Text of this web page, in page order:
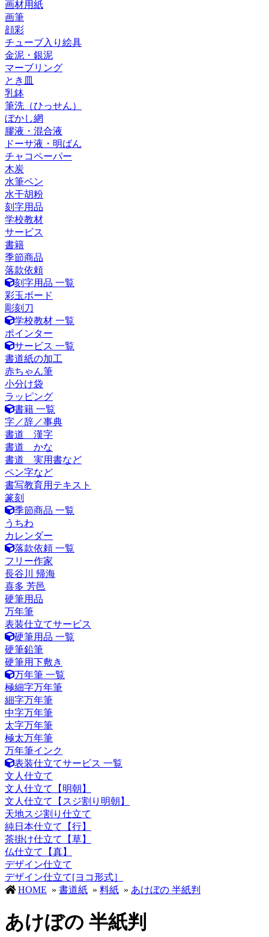
画材用紙
画筆
顔彩
チューブ入り絵具
金泥・銀泥
マーブリング
とき皿
乳鉢
筆洗（ひっせん）
ぼかし網
膠液・混合液
ドーサ液・明ばん
チャコペーパー
木炭
水筆ペン
水干胡粉
刻字用品
学校教材
サービス
書籍
季節商品
落款依頼
刻字用品 一覧
彩玉ボード
彫刻刀
学校教材 一覧
ポインター
サービス 一覧
書道紙の加工
赤ちゃん筆
小分け袋
ラッピング
書籍 一覧
字／辞／事典
書道 漢字
書道 かな
書道 実用書など
ペン字など
書写教育用テキスト
篆刻
季節商品 一覧
うちわ
カレンダー
落款依頼 一覧
フリー作家
長谷川 帰海
喜多 芳邑
硬筆用品
万年筆
表装仕立てサービス
硬筆用品 一覧
硬筆鉛筆
硬筆用下敷き
万年筆 一覧
極細字万年筆
細字万年筆
中字万年筆
太字万年筆
極太万年筆
万年筆インク
表装仕立てサービス 一覧
文人仕立て
文人仕立て【明朝】
文人仕立て【スジ割り明朝】
天地スジ割り仕立て
純日本仕立て【行】
茶掛け仕立て【草】
仏仕立て【真】
デザイン仕立て
デザイン仕立て[ヨコ形式］
HOME » 書道紙 » 料紙 » あけぼの 半紙判
あけぼの 半紙判